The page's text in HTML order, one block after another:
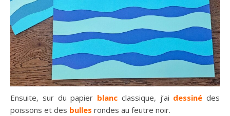
Ensuite, sur du papier blanc classique, j’ai dessiné des
poissons et des bulles rondes au feutre noir.